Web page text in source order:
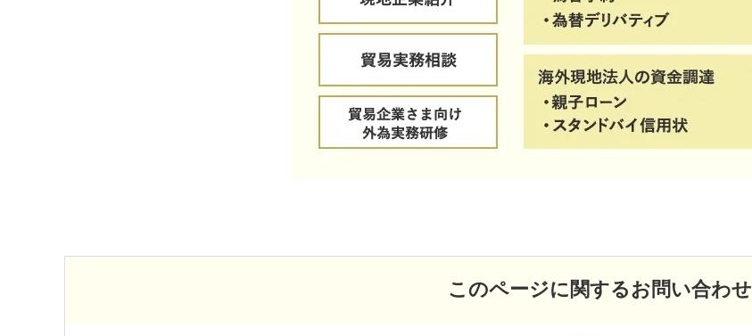
このページに関するお問い合わせ